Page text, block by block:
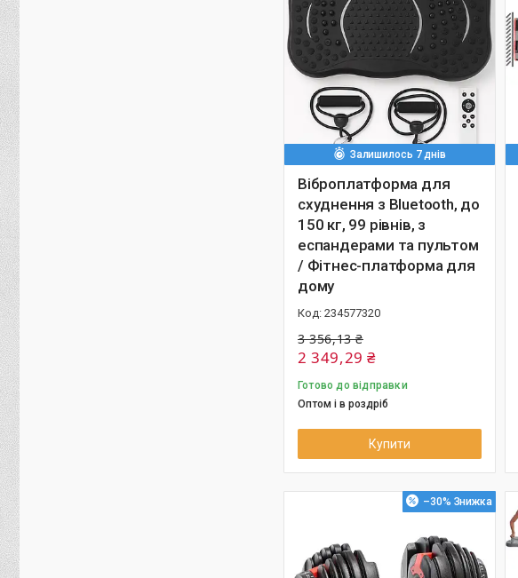
Залишилось 7 днів
Віброплатформа для
схуднення з Bluetooth, до
150 кг, 99 рівнів, з
еспандерами та пультом
/ Фітнес-платформа для
дому
234577320
3 356,13 ₴
2 349,29 ₴
Готово до відправки
Оптом і в роздріб
Купити
–30%